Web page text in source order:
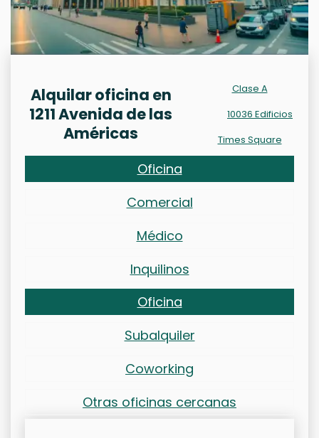
Alquilar oficina en
1211 Avenida de las
Américas
Clase A
10036 Edificios
Times Square
Oficina
Comercial
Médico
Inquilinos
Oficina
Subalquiler
Coworking
Otras oficinas cercanas